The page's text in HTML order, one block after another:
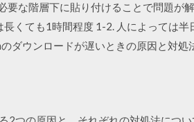
要な階層下に貼り付けることで問題が
くても1時間程度 1-2. 人によっては半
ダウンロードが遅いときの原因と対